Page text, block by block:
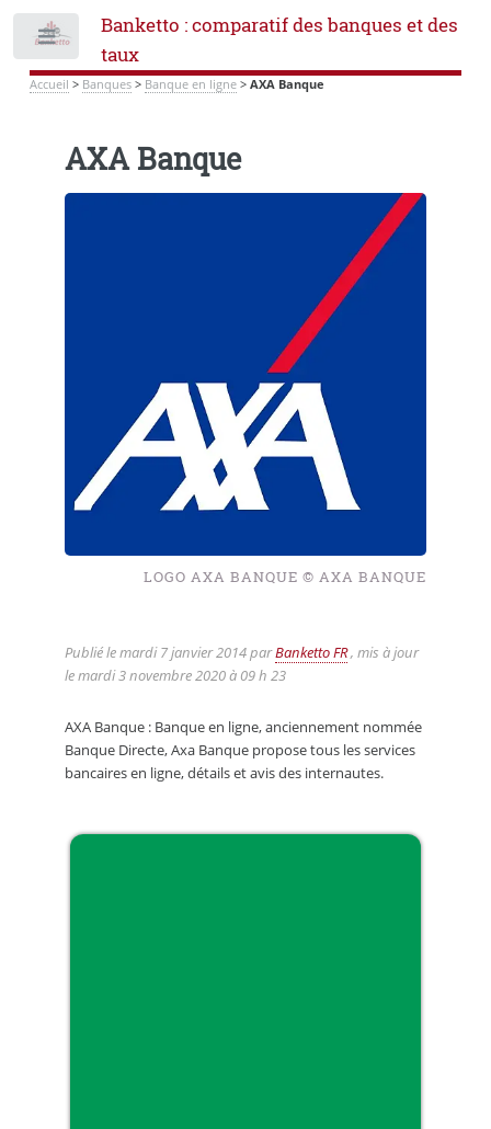
Banketto : comparatif des banques et des
taux
Accueil > Banques> Banque en ligne> AXA Banque
AXA Banque
LOGO AXA BANQUE © AXA BANQUE
Publié lemardi 7 janvier 2014parBanketto FR, mis à jour
lemardi 3 novembre 2020 à 09 h 23
AXA Banque : Banque en ligne, anciennement nommée
Banque Directe, Axa Banque propose tous les services
bancaires en ligne, détails et avis des internautes.